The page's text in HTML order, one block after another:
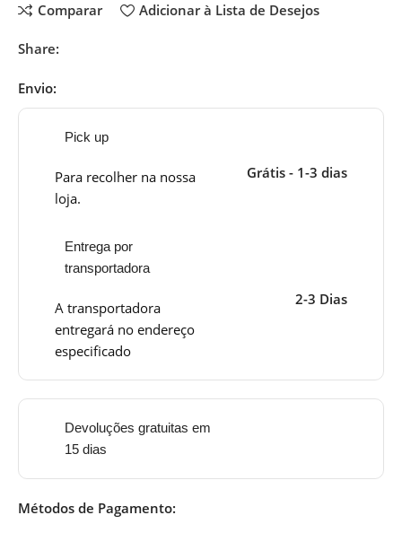
Comparar Adicionar à Lista de Desejos
Share:
Envio:
Pick up
Para recolher na nossa
loja.
Grátis - 1-3 dias
Entrega por
transportadora
A transportadora
entregará no endereço
especificado
2-3 Dias
Devoluções gratuitas em
15 dias
Métodos de Pagamento: